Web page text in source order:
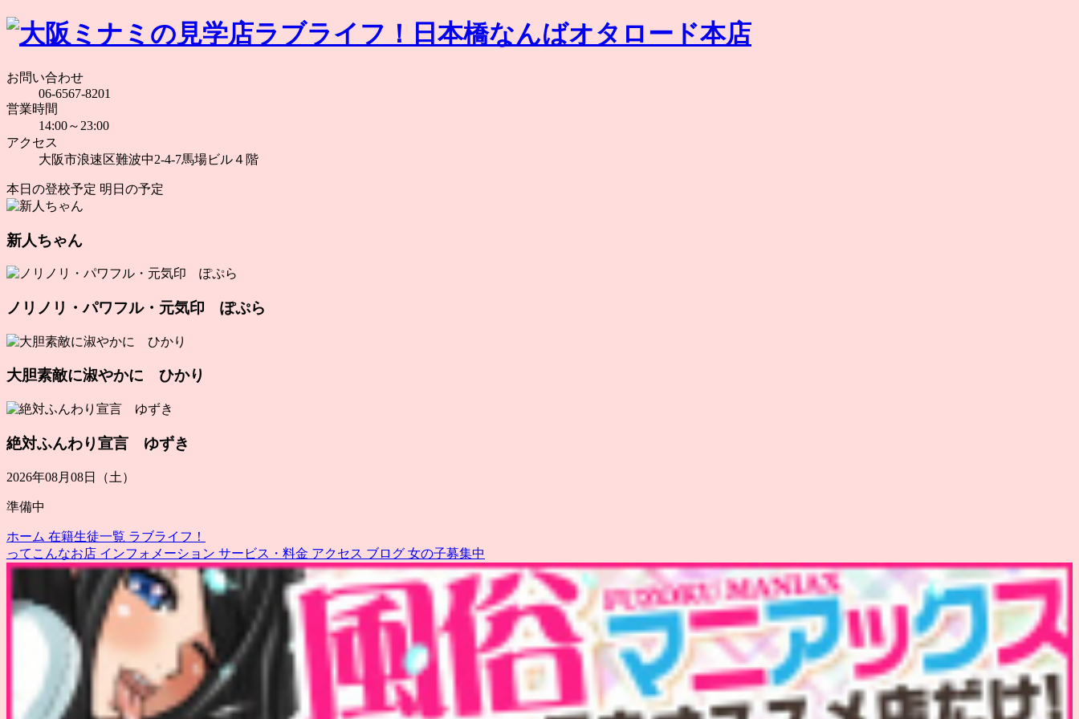
お問い合わせ
06-6567-8201
営業時間
14:00～23:00
アクセス
大阪市浪速区難波中2-4-7馬場ビル４階
本日の登校予定 明日の予定
新人ちゃん
ノリノリ・パワフル・元気印 ぽぷら
大胆素敵に淑やかに ひかり
絶対ふんわり宣言 ゆずき
2026年08月08日（土）
準備中
ホーム 在籍生徒一覧 ラブライフ！
ってこんなお店 インフォメーション サービス・料金 アクセス ブログ 女の子募集中